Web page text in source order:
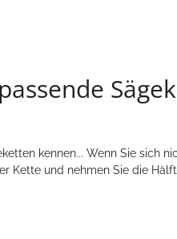
passende
kennen... Wenn Sie sich
Kette und nehmen Sie die